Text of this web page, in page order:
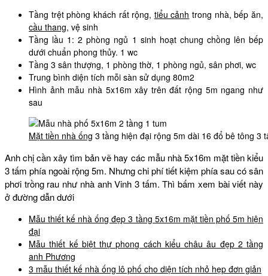
Tầng trệt phòng khách rất rộng, tiểu cảnh trong nhà, bếp ăn,
cầu thang, vệ sinh
Tầng lầu 1: 2 phòng ngủ 1 sinh hoạt chung chồng lên bếp
dưới chuẩn phong thủy. 1 wc
Tầng 3 sân thượng, 1 phòng thờ, 1 phòng ngủ, sân phơi, wc
Trung bình diện tích mỗi sàn sử dụng 80m2
Hình ảnh mẫu nhà 5x16m xây trên đất rộng 5m ngang như
sau
Mặt tiền nhà ống 3 tầng hiện đại rộng 5m dài 16 đổ bê tông 3
Anh chị cần xây tìm bản vẽ hay các mẫu nhà 5x16m mặt tiền kiểu
3 tấm phía ngoài rộng 5m. Nhưng chi phí tiết kiệm phía sau có sân
phơi trồng rau như nhà anh Vinh 3 tấm. Thì bấm xem bài viết này
ở đường dẫn dưới
Mẫu thiết kế nhà ống đẹp 3 tầng 5x16m mặt tiền phố 5m hiện
đại
Mẫu thiết kế biệt thự phong cách kiểu châu âu đẹp 2 tầng
anh Phương
3 mẫu thiết kế nhà ống lô phố cho diện tích nhỏ hẹp đơn giản